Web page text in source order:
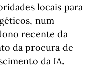
locais para
num
recente da
da procura de
da IA.